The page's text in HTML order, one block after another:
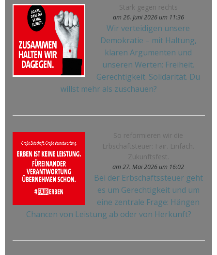
Stark gegen rechts
am 26. Juni 2026 um 11:36
Wir verteidigen unsere
Demokratie – mit Haltung,
klaren Argumenten und
unseren Werten: Freiheit.
Gerechtigkeit. Solidarität. Du
willst mehr als zuschauen?
So reformieren wir die
Erbschaftsteuer: Fair. Einfach.
Zukunftsfest.
am 27. Mai 2026 um 16:02
Bei der Erbschaftssteuer geht
es um Gerechtigkeit und um
eine zentrale Frage: Hängen
Chancen von Leistung ab oder von Herkunft?